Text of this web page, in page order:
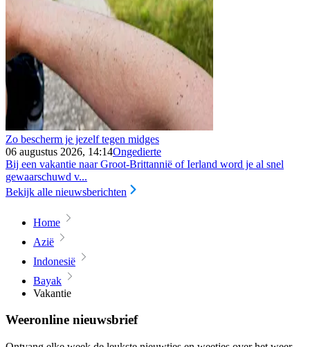
Zo bescherm je jezelf tegen midges
06 augustus 2026, 14:14Ongedierte
Bij een vakantie naar Groot-Brittannië of Ierland word je al snel
gewaarschuwd v...
Bekijk alle nieuwsberichten
Home
Azië
Indonesië
Bayak
Vakantie
Weeronline nieuwsbrief